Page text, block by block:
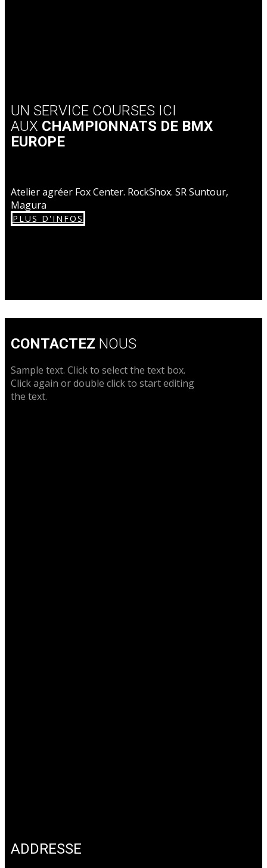
UN SERVICE COURSES ICI
AUX CHAMPIONNATS DE BMX
EUROPE
Atelier agréer Fox Center. RockShox. SR Suntour,
Magura
PLUS D'INFOS
CONTACTEZ NOUS
Sample text. Click to select the text box.
Click again or double click to start editing
the text.
ADDRESSE